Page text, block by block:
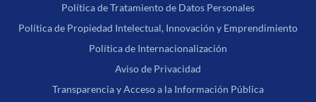
Política de Tratamiento de Datos Personales
Política de Propiedad Intelectual, Innovación y Emprendimiento
Política de Internacionalización
Aviso de Privacidad
Transparencia y Acceso a la Información Pública